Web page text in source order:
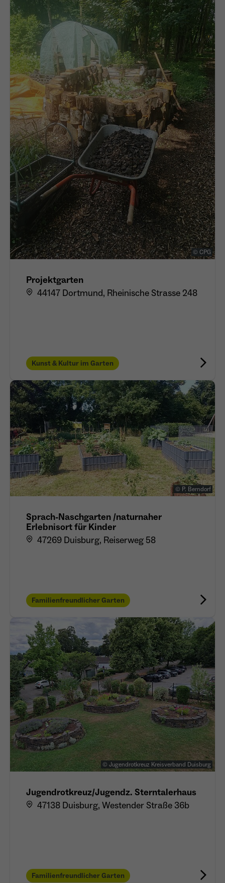
Anbieter Meta Platforms Inc. (Facebook)
Laufzeit 4 Monate
Zweck
- Wiedererkennung von Nutzern zwischen
Websites - Ausspielung personalisierter
Werbung - Messung von Conversions aus
Facebook-/Instagram-Werbung
© CPG
Projektgarten
44147 Dortmund, Rheinische Strasse 248
Kunst & Kultur im Garten
© P. Berndorf
Sprach-Naschgarten /naturnaher
Erlebnisort für Kinder
47269 Duisburg, Reiserweg 58
Familienfreundlicher Garten
© Jugendrotkreuz Kreisverband Duisburg
Jugendrotkreuz/Jugendz. Sterntalerhaus
47138 Duisburg, Westender Straße 36b
Familienfreundlicher Garten